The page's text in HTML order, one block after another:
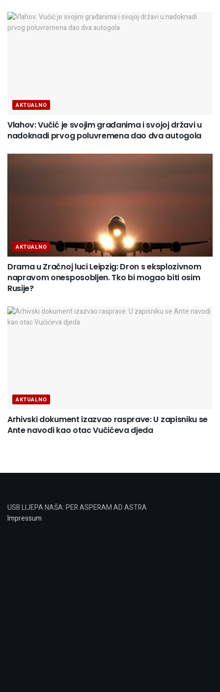
AKTUALNO
Vlahov: Vučić je svojim građanima i svojoj državi u
nadoknadi prvog poluvremena dao dva autogola
AKTUALNO
Drama u Zračnoj luci Leipzig: Dron s eksplozivnom
napravom onesposobljen. Tko bi mogao biti osim
Rusije?
AKTUALNO
Arhivski dokument izazvao rasprave: U zapisniku se
Ante navodi kao otac Vučićeva djeda
USB LIJEPA NAŠA: PER ASPERAM AD ASTRA
Impressum